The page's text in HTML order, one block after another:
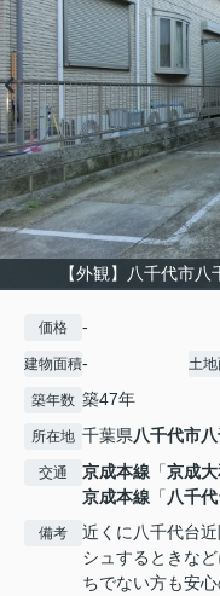
【外観】八千代市
価格 -
建物面積- 土
築年数 築47年
所在地 千葉県八千代市
交通 京成本線 「京成大
京成本線 「八千
備考
近くに八千代台
シュするときな
ちでない方も安